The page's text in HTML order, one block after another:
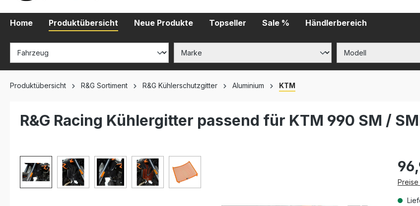
Home Produktübersicht Neue Produkte Topseller Sale % Händlerbereich
Produktübersicht R&G Sortiment R&G Kühlerschutzgitter Aluminium KTM
R&G Racing Kühlergitter passend für KTM 990 SM /
Bildergalerie überspringen
Preise